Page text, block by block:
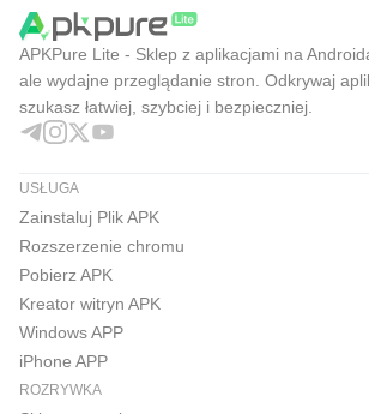
APKPure Lite - Sklep z aplikacjami na
ale wydajne przeglądanie stron. Odkrywaj
szukasz łatwiej, szybciej i bezpieczniej.
USŁUGA
Zainstaluj Plik APK
Rozszerzenie chromu
Pobierz APK
Kreator witryn APK
Windows APP
iPhone APP
ROZRYWKA